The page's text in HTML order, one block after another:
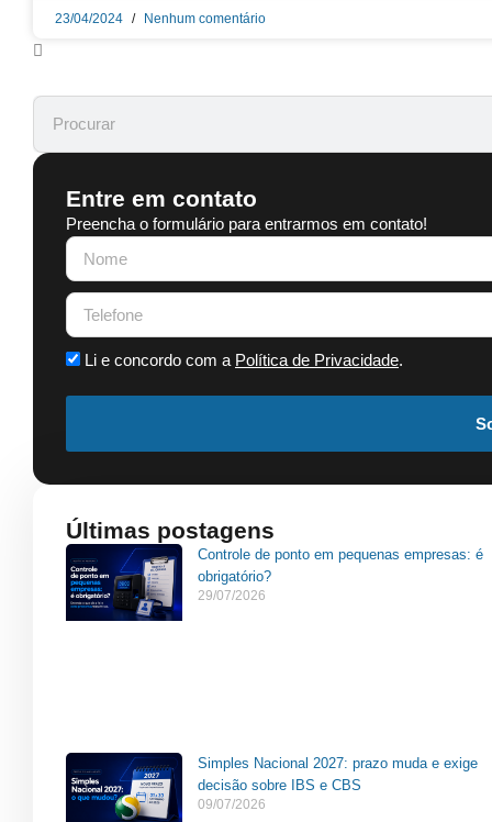
23/04/2024 Nenhum comentário
Entre em contato
Preencha o formulário para entrarmos em contato!
Li e concordo com a Política de Privacidade.
Últimas postagens
Controle de ponto em pequenas empresas: é
obrigatório?
29/07/2026
Simples Nacional 2027: prazo muda e exige
decisão sobre IBS e CBS
09/07/2026